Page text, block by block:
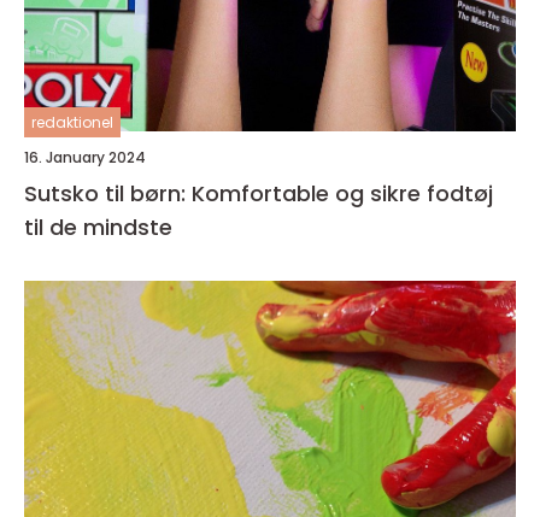
redaktionel
16. January 2024
Sutsko til børn: Komfortable og sikre fodtøj
til de mindste